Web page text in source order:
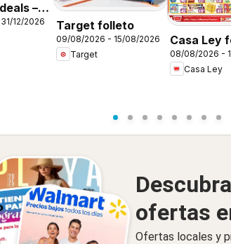
–
12/2026
Target folleto
09/08/2026 - 15/08/2026
Target
Casa Ley
08/08/2026 -
Casa Ley
ofertas
Ofertas locales y